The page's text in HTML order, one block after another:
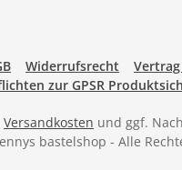
Widerrufsrecht
zur GPSR
Versandkosten und ggf.
bastelshop - Alle